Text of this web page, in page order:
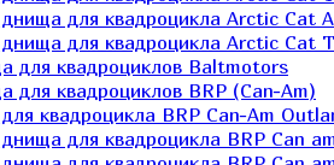
для квадроцикла Arctic Cat
для квадроцикла Arctic Cat
для квадроциклов Baltmotors
для квадроциклов BRP (Can-Am)
квадроцикла BRP Can-Am
для квадроцикла BRP Can